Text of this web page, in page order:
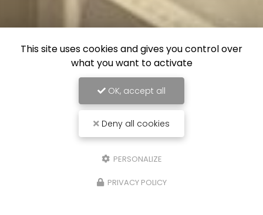
This site uses cookies and gives you control over
what you want to activate
OK, accept all
Deny all cookies
PERSONALIZE
PRIVACY POLICY